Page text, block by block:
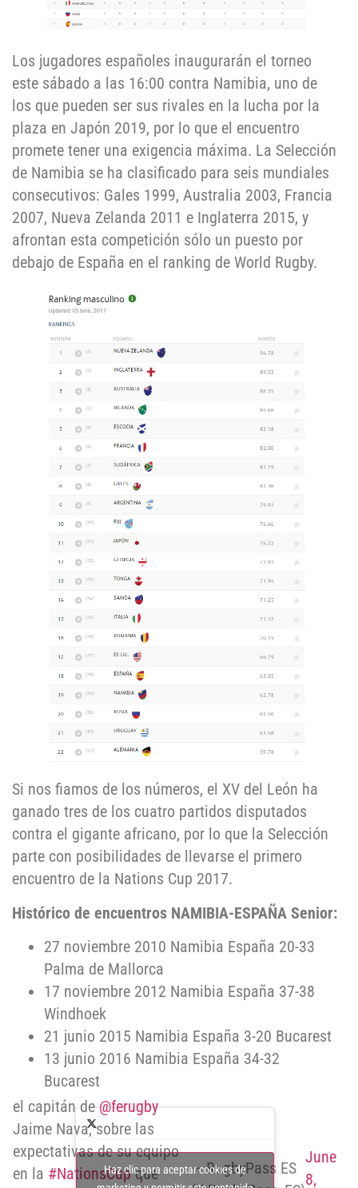
Los jugadores españoles inaugurarán el torneo
este sábado a las 16:00 contra Namibia, uno de
los que pueden ser sus rivales en la lucha por la
plaza en Japón 2019, por lo que el encuentro
promete tener una exigencia máxima. La Selección
de Namibia se ha clasificado para seis mundiales
consecutivos: Gales 1999, Australia 2003, Francia
2007, Nueva Zelanda 2011 e Inglaterra 2015, y
afrontan esta competición sólo un puesto por
debajo de España en el ranking de World Rugby.
Si nos fiamos de los números, el XV del León ha
ganado tres de los cuatro partidos disputados
contra el gigante africano, por lo que la Selección
parte con posibilidades de llevarse el primero
encuentro de la Nations Cup 2017.
Histórico de encuentros NAMIBIA-ESPAÑA Senior:
27 noviembre 2010 Namibia España 20-33
Palma de Mallorca
17 noviembre 2012 Namibia España 37-38
Windhoek
21 junio 2015 Namibia España 3-20 Bucarest
13 junio 2016 Namibia España 34-32
Bucarest
el capitán de@ferugby
Jaime Nava, sobre las
expectativas de su equipo
en la #NationsCupque
— RugbyPass ES
June
8,
Haz clic para aceptar cookies de